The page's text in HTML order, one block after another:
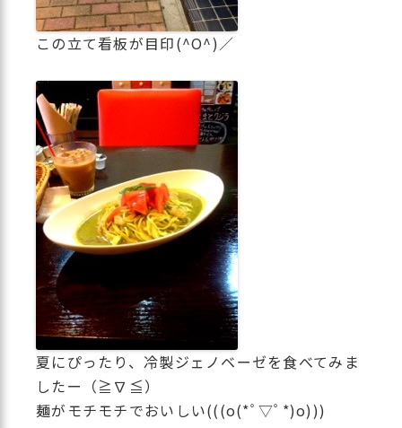
この立て看板が目印(^O^)／
夏にぴったり、冷製ジェノベーゼを食べてみま
したー（≧∇≦）
麺がモチモチでおいしい(((o(*ﾟ▽ﾟ*)o)))